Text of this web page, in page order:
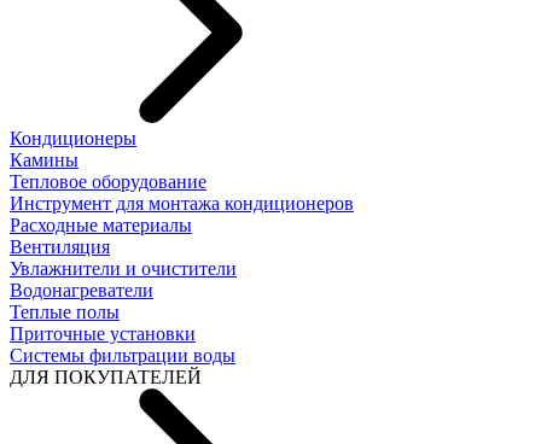
Кондиционеры
Камины
Тепловое оборудование
Инструмент для монтажа кондиционеров
Расходные материалы
Вентиляция
Увлажнители и очистители
Водонагреватели
Теплые полы
Приточные установки
Системы фильтрации воды
ДЛЯ ПОКУПАТЕЛЕЙ